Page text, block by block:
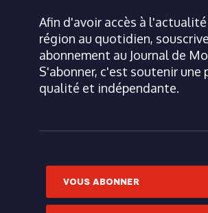
Afin d'avoir accès à
région au quotidien,
abonnement au Journal de
S'abonner, c'est soutenir une
qualité et indépendante.
VOUS ABONNER